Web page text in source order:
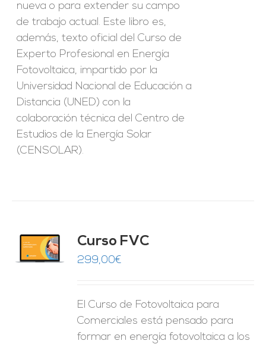
nueva o para extender su campo
de trabajo actual. Este libro es,
además, texto oficial del Curso de
Experto Profesional en Energía
Fotovoltaica, impartido por la
Universidad Nacional de Educación a
Distancia (UNED) con la
colaboración técnica del Centro de
Estudios de la Energía Solar
(CENSOLAR).
Curso FVC
299,00€
El Curso de Fotovoltaica para
Comerciales está pensado para
formar en energía fotovoltaica a los